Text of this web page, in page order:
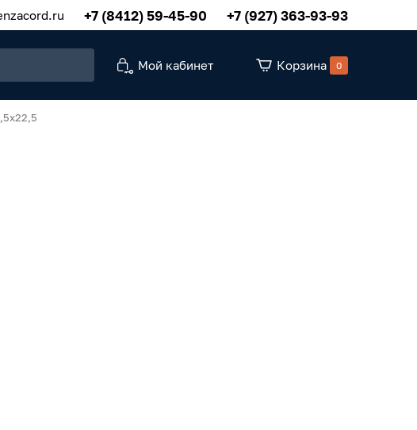
+7 (8412) 59-45-90 +7 (927) 363-93-93
Мой кабинет Корзина 0